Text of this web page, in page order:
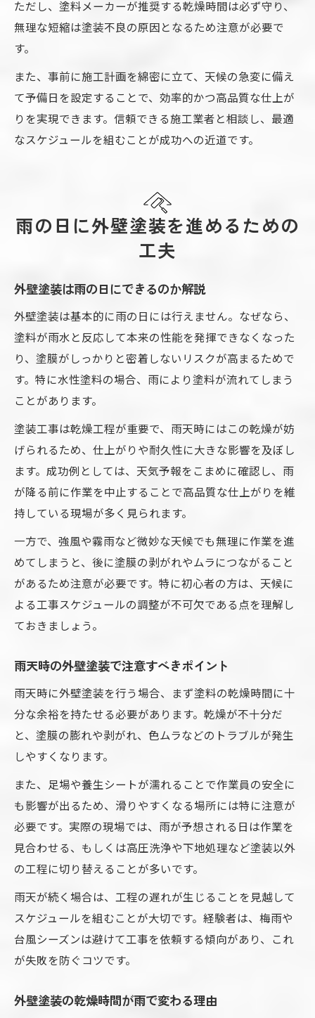
ただし、塗料メーカーが推奨する乾燥時間は必ず守り、
無理な短縮は塗装不良の原因となるため注意が必要で
す。
また、事前に施工計画を綿密に立て、天候の急変に備え
て予備日を設定することで、効率的かつ高品質な仕上が
りを実現できます。信頼できる施工業者と相談し、最適
なスケジュールを組むことが成功への近道です。
雨の日に外壁塗装を進めるための
工夫
外壁塗装は雨の日にできるのか解説
外壁塗装は基本的に雨の日には行えません。なぜなら、
塗料が雨水と反応して本来の性能を発揮できなくなった
り、塗膜がしっかりと密着しないリスクが高まるためで
す。特に水性塗料の場合、雨により塗料が流れてしまう
ことがあります。
塗装工事は乾燥工程が重要で、雨天時にはこの乾燥が妨
げられるため、仕上がりや耐久性に大きな影響を及ぼし
ます。成功例としては、天気予報をこまめに確認し、雨
が降る前に作業を中止することで高品質な仕上がりを維
持している現場が多く見られます。
一方で、強風や霧雨など微妙な天候でも無理に作業を進
めてしまうと、後に塗膜の剥がれやムラにつながること
があるため注意が必要です。特に初心者の方は、天候に
よる工事スケジュールの調整が不可欠である点を理解し
ておきましょう。
雨天時の外壁塗装で注意すべきポイント
雨天時に外壁塗装を行う場合、まず塗料の乾燥時間に十
分な余裕を持たせる必要があります。乾燥が不十分だ
と、塗膜の膨れや剥がれ、色ムラなどのトラブルが発生
しやすくなります。
また、足場や養生シートが濡れることで作業員の安全に
も影響が出るため、滑りやすくなる場所には特に注意が
必要です。実際の現場では、雨が予想される日は作業を
見合わせる、もしくは高圧洗浄や下地処理など塗装以外
の工程に切り替えることが多いです。
雨天が続く場合は、工程の遅れが生じることを見越して
スケジュールを組むことが大切です。経験者は、梅雨や
台風シーズンは避けて工事を依頼する傾向があり、これ
が失敗を防ぐコツです。
外壁塗装の乾燥時間が雨で変わる理由